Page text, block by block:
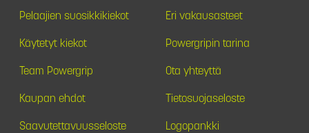
Pelaajien suosikkikiekot Eri vakausasteet
Käytetyt kiekot Powergripin tarina
Team Powergrip Ota yhteyttä
Kaupan ehdot Tietosuojaseloste
Saavutettavuusseloste Logopankki